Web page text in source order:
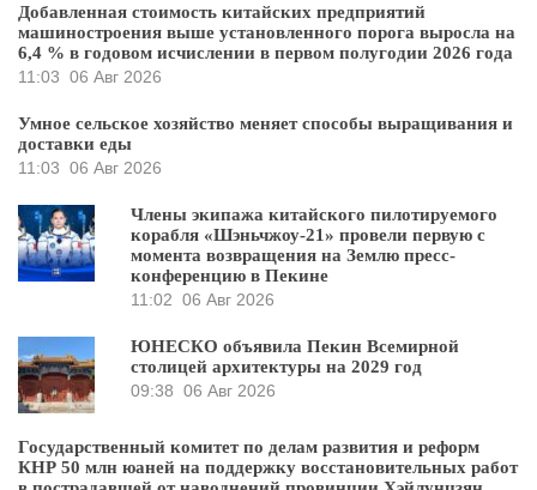
Добавленная стоимость китайских предприятий
машиностроения выше установленного порога выросла на
6,4 % в годовом исчислении в первом полугодии 2026 года
11:03 06 Авг 2026
Умное сельское хозяйство меняет способы выращивания и
доставки еды
11:03 06 Авг 2026
Члены экипажа китайского пилотируемого
корабля «Шэньчжоу-21» провели первую с
момента возвращения на Землю пресс-
конференцию в Пекине
11:02 06 Авг 2026
ЮНЕСКО объявила Пекин Всемирной
столицей архитектуры на 2029 год
09:38 06 Авг 2026
Государственный комитет по делам развития и реформ
КНР 50 млн юаней на поддержку восстановительных работ